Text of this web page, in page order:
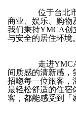
位于台北
商业、娱乐、购物
我们秉持YMCA创
与安全的居住环境。
走进YMCA感
间质感的清新感，
招唿每ㄧ位旅客，
最轻松舒适的住宿
客，都能感受到「